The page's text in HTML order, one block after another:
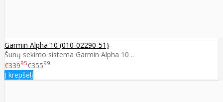
Garmin Alpha 10 (010-02290-51)
Šunų sekimo sistema Garmin Alpha 10 ..
€33995€35599
Į krepšelį